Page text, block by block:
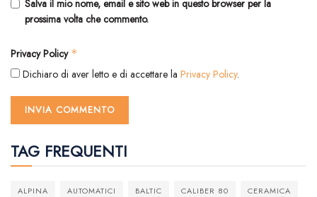
Salva il mio nome, email e sito web in questo browser per la
prossima volta che commento.
Privacy Policy *
Dichiaro di aver letto e di accettare la Privacy Policy.
TAG FREQUENTI
ALPINA AUTOMATICI BALTIC CALIBER 80 CERAMICA